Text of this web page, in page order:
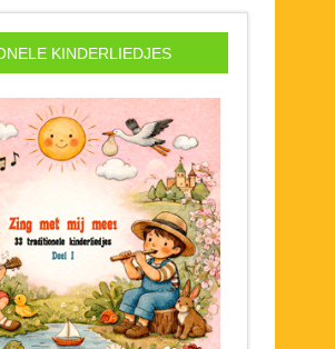
KINDERLIEDJES